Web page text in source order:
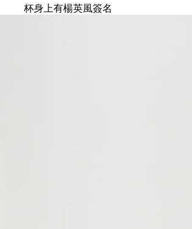
杯身上有楊英風簽名